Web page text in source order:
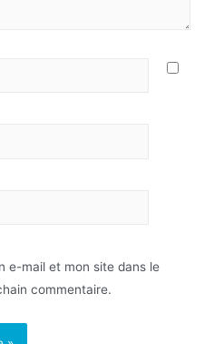
e-mail et mon site dans le
commentaire.